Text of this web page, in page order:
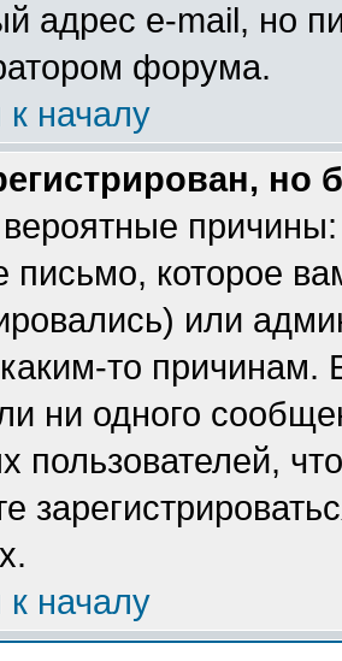
адрес e-mail, но
форума.
к началу
но
письмо, которое
или
то
ни одного
пользователей,
к началу